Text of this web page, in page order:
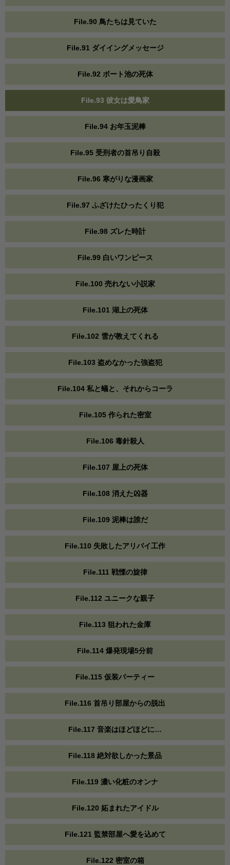
File.90 鳥たちは見ていた
File.91 ダイイングメッセージ
File.92 ボート池の死体
File.93 彼女は愛鳥家
File.94 お年玉泥棒
File.95 受刑者の首吊り自殺
File.96 寒がりな漫画家
File.97 ふざけたひったくり犯
File.98 ズレた時計
File.99 白いワンピース
File.100 売れない小説家
File.101 湖上の死体
File.102 雪が教えてくれる
File.103 盗めなかった強盗犯
File.104 私と蟻と、それからコーラ
File.105 作られた密室
File.106 毒針殺人
File.107 屋上の死体
File.108 消えた凶器
File.109 泥棒は誰だ
File.110 失敗したアリバイ工作
File.111 戦慄の旋律
File.112 ユニークな親子
File.113 狙われた金庫
File.114 爆発現場5分前
File.115 仮装パーティー
File.116 首吊り部屋からの脱出
File.117 音楽はほどほどに…
File.118 絶対欲しかった景品
File.119 濃い化粧のオンナ
File.120 妬まれたアイドル
File.121 監禁部屋へ愛を込めて
File.122 密室の箱